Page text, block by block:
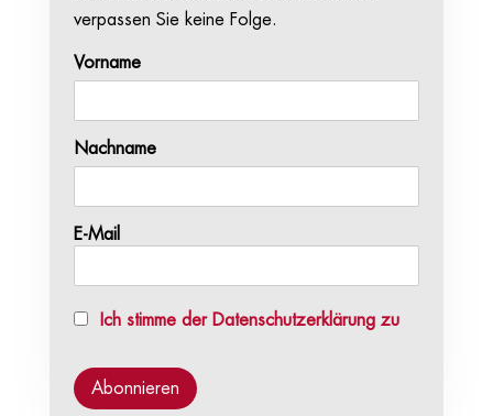
verpassen Sie keine Folge.
Vorname
Nachname
E-Mail
Ich stimme der Datenschutzerklärung zu